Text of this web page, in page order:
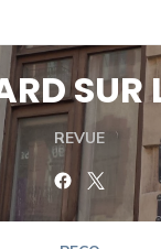
SUR
REVUE
Facebook